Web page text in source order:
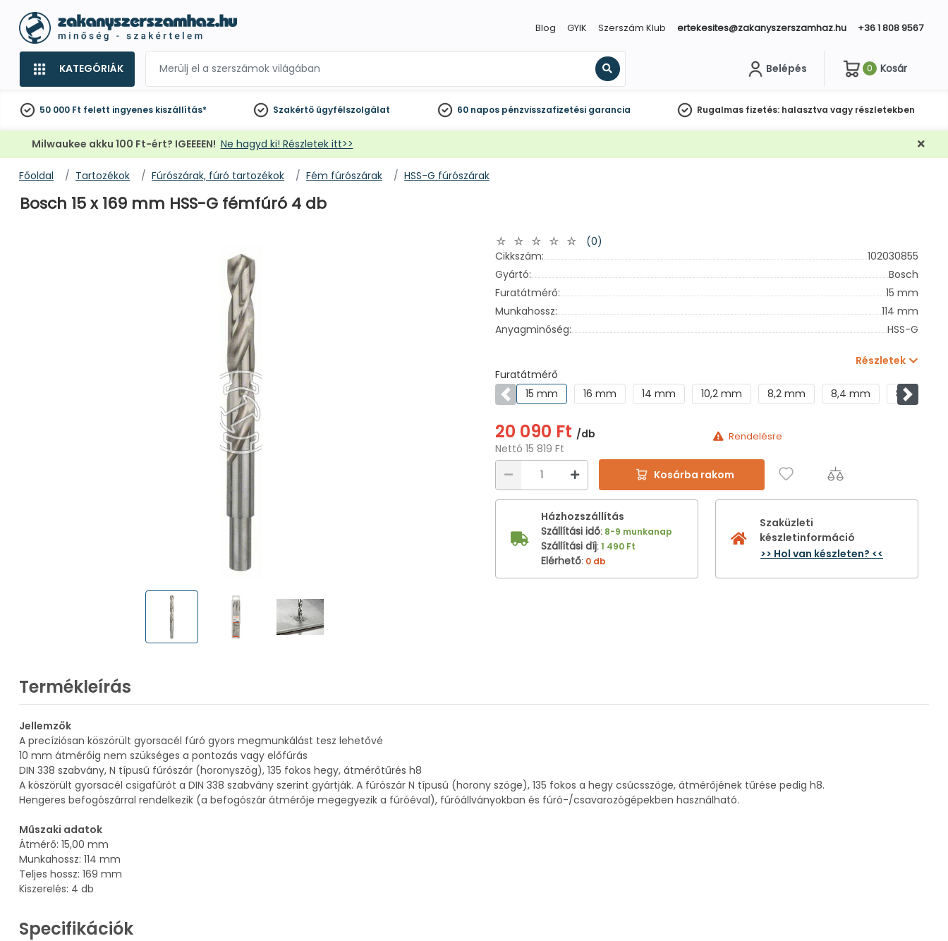
Blog GYIK Szerszám Klub ertekesites@zakanyszerszamhaz.hu +36 1 808 9567
KATEGÓRIÁK
Keresés
Belépés 0 Kosár
50 000 Ft felett ingyenes kiszállítás* Szakértő ügyfélszolgálat 60 napos pénzvisszafizetési garancia Rugalmas fizetés: halasztva vagy részletekben
Milwaukee akku 100 Ft-ért? IGEEEEN! Ne hagyd ki! Részletek itt>>
Főoldal Tartozékok Fúrószárak, fúró tartozékok Fém fúrószárak HSS-G fúrószárak
Bosch 15 x 169 mm HSS-G fémfúró 4 db
(0)
Cikkszám:
102030855
Gyártó:
Bosch
Furatátmérő:
15 mm
Munkahossz:
114 mm
Anyagminőség:
HSS-G
Részletek
Furatátmérő
Előző15 mm 16 mm 14 mm 10,2 mm 8,2 mm 8,4 mm 8,1 mm
20 090 Ft /db
Nettó 15 819 Ft
Rendelésre
Kosárba rakom
Házhozszállítás
Szállítási idő: 8-9 munkanap
Szállítási díj:1 490 Ft
Elérhető: 0 db
Szaküzleti
készletinformáció
>> Hol van készleten? <<
Termékleírás
Jellemzők
A precíziósan köszörült gyorsacél fúró gyors megmunkálást tesz lehetővé
10 mm átmérőig nem szükséges a pontozás vagy előfúrás
DIN 338 szabvány, N típusú fúrószár (horonyszög), 135 fokos hegy, átmérőtűrés h8
A köszörült gyorsacél csigafúrót a DIN 338 szabvány szerint gyártják. A fúrószár N típusú (horony szöge), 135 fokos a hegy csúcsszöge, átmérőjének tűrése pedig h8.
Hengeres befogószárral rendelkezik (a befogószár átmérője megegyezik a fúróéval), fúróállványokban és fúró-/csavarozógépekben használható.
Műszaki adatok
Átmérő: 15,00 mm
Munkahossz: 114 mm
Teljes hossz: 169 mm
Kiszerelés: 4 db
Specifikációk